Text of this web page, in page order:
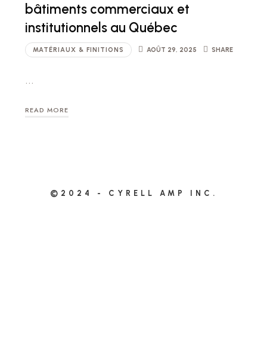
bâtiments commerciaux et
institutionnels au Québec
MATÉRIAUX & FINITIONS AOÛT 29, 2025 SHARE
…
READ MORE
©2024 - CYRELL AMP INC.